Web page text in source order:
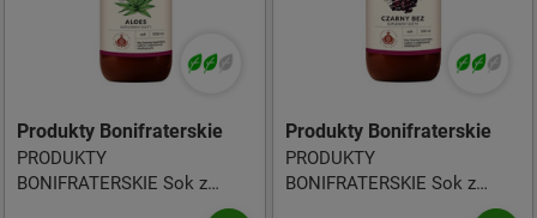
Produkty Bonifraterskie
PRODUKTY
BONIFRATERSKIE Sok z
Produkty Bonifraterskie
PRODUKTY
BONIFRATERSKIE Sok z